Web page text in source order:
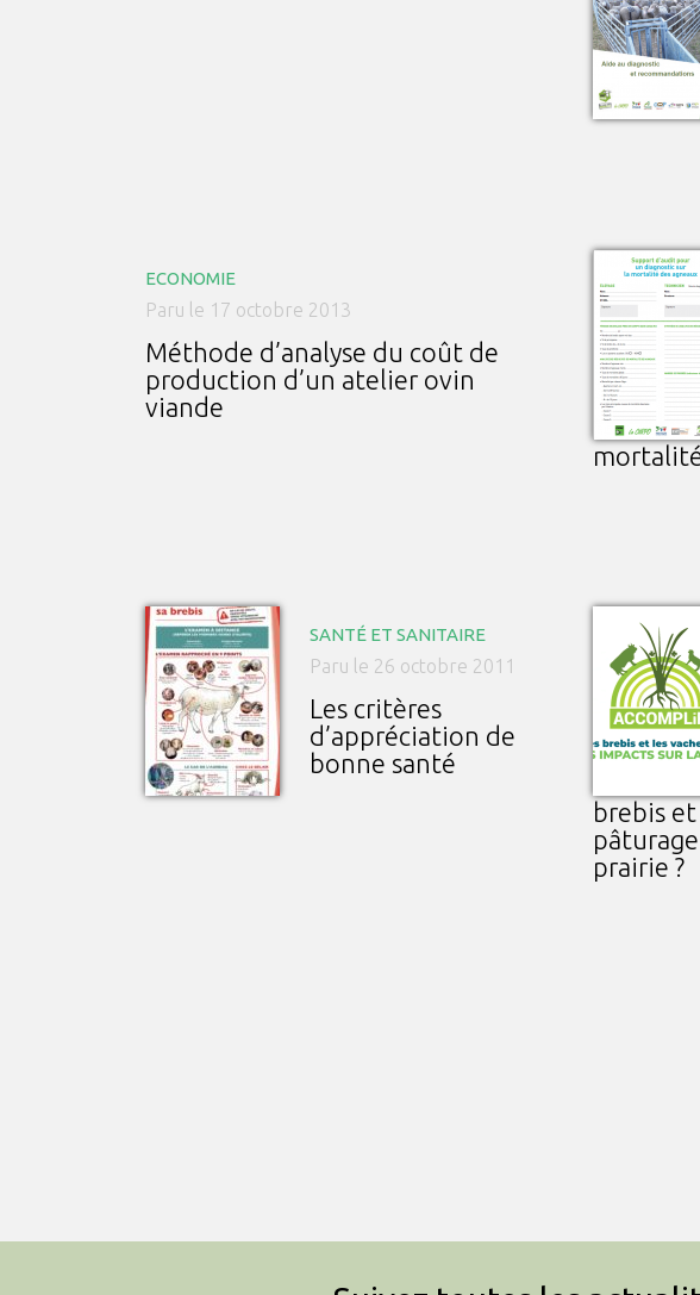
ECONOMIE
Paru le 17 octobre 2013
Méthode d’analyse du coût de
production d’un atelier ovin
viande
SANTÉ ET SANITAIRE
Paru le 26 octobre 2011
Les critères
d’appréciation de
bonne santé
brebis et
prairie ?